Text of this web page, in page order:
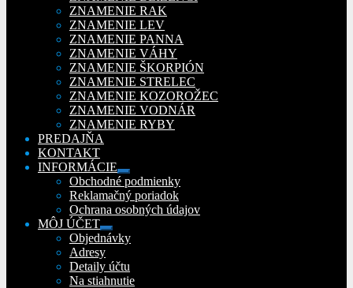
ZNAMENIE RAK
ZNAMENIE LEV
ZNAMENIE PANNA
ZNAMENIE VÁHY
ZNAMENIE ŠKORPIÓN
ZNAMENIE STRELEC
ZNAMENIE KOZOROŽEC
ZNAMENIE VODNÁR
ZNAMENIE RYBY
PREDAJŇA
KONTAKT
INFORMÁCIE
Rozbaliť
podradené
menu
Obchodné podmienky
Reklamačný poriadok
Ochrana osobných údajov
MÔJ ÚČET
Rozbaliť
podradené
Objednávky
Adresy
Detaily účtu
Na stiahnutie